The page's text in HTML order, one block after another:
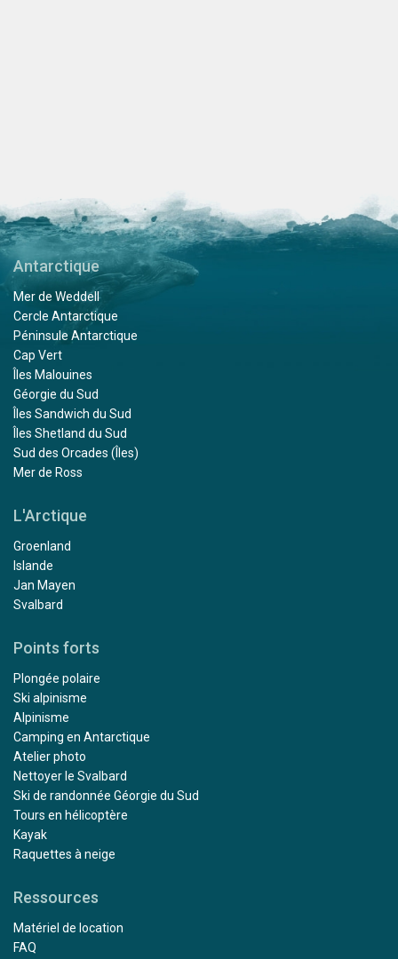
Antarctique
Mer de Weddell
Cercle Antarctique
Péninsule Antarctique
Cap Vert
Îles Malouines
Géorgie du Sud
Îles Sandwich du Sud
Îles Shetland du Sud
Sud des Orcades (Îles)
Mer de Ross
L'Arctique
Groenland
Islande
Jan Mayen
Svalbard
Points forts
Plongée polaire
Ski alpinisme
Alpinisme
Camping en Antarctique
Atelier photo
Nettoyer le Svalbard
Ski de randonnée Géorgie du Sud
Tours en hélicoptère
Kayak
Raquettes à neige
Ressources
Matériel de location
FAQ